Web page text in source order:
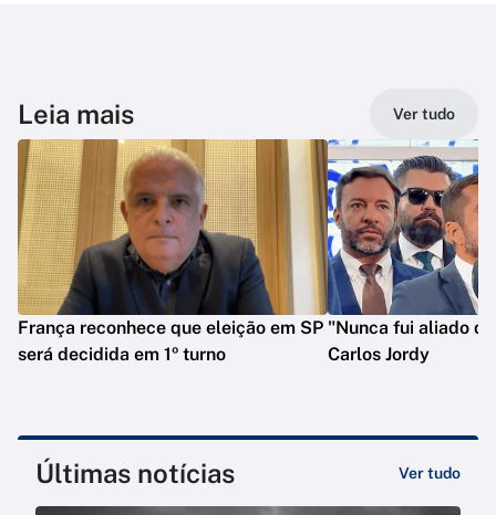
Leia mais Ver tudo
França reconhece que eleição em SP
será decidida em 1º turno
"Nunca fui aliado
Carlos Jordy
Últimas notícias Ver tudo